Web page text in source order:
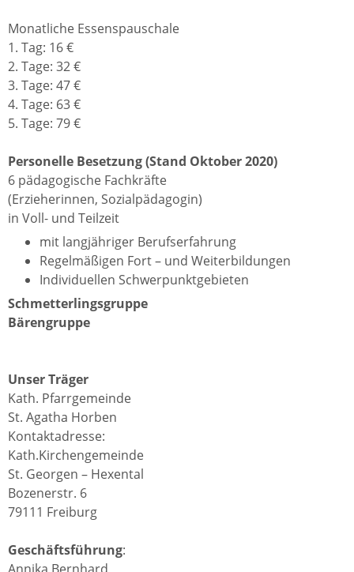
Monatliche Essenspauschale
1. Tag: 16 €
2. Tage: 32 €
3. Tage: 47 €
4. Tage: 63 €
5. Tage: 79 €
Personelle Besetzung (Stand Oktober 2020)
6 pädagogische Fachkräfte
(Erzieherinnen, Sozialpädagogin)
in Voll- und Teilzeit
mit langjähriger Berufserfahrung
Regelmäßigen Fort – und Weiterbildungen
Individuellen Schwerpunktgebieten
Schmetterlingsgruppe
Bärengruppe
Unser Träger
Kath. Pfarrgemeinde
St. Agatha Horben
Kontaktadresse:
Kath.Kirchengemeinde
St. Georgen – Hexental
Bozenerstr. 6
79111 Freiburg
Geschäftsführung: